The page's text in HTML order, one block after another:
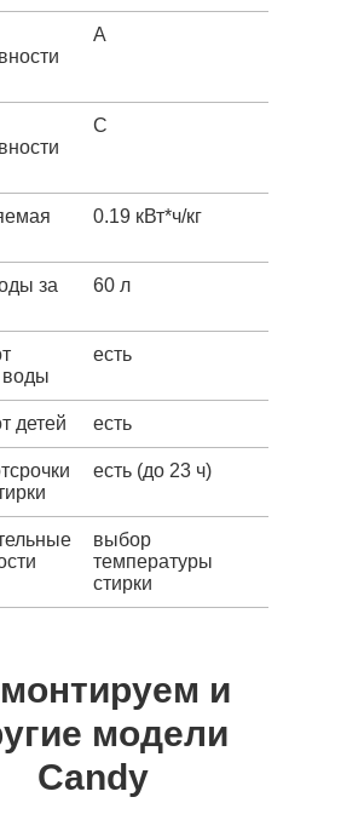
A
C
0.19 кВт*ч/кг
за
60 л
воды
есть
детей есть
есть (до 23 ч)
выбор
температуры
стирки
и
модели
Candy